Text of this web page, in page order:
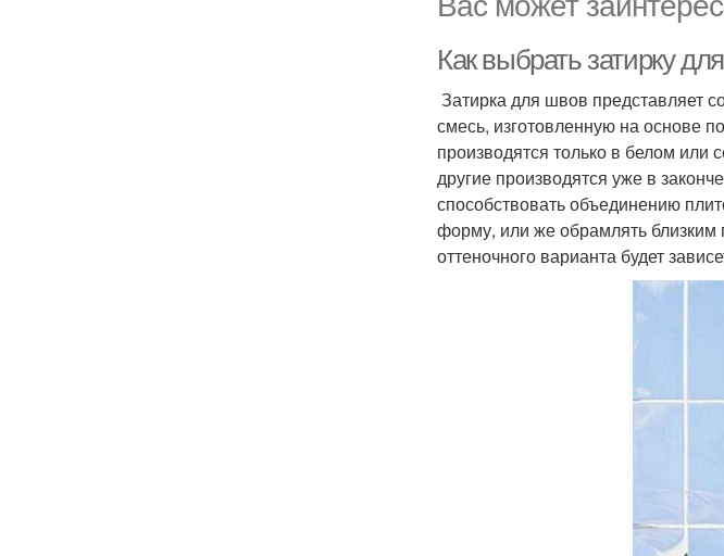
Как выбрать затирку
Затирка для швов представляет
смесь, изготовленную на основе
производятся только в белом или
другие производятся уже в
способствовать объединению
форму, или же обрамлять
оттеночного варианта будет